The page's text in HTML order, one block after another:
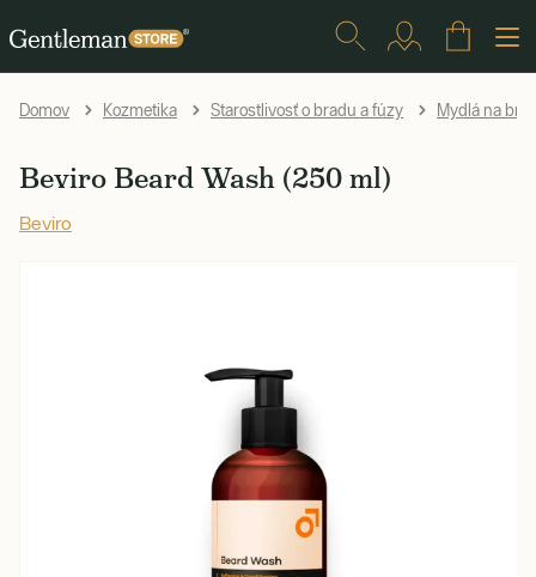
Domov Kozmetika Starostlivosť o bradu a fúzy Mydlá na
Beviro Beard Wash (250 ml)
Beviro